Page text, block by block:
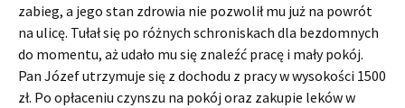
zabieg, a jego stan zdrowia nie pozwolił mu już na powrót
na ulicę. Tułał się po różnych schroniskach dla bezdomnych
do momentu, aż udało mu się znaleźć pracę i mały pokój.
Pan Józef utrzymuje się z dochodu z pracy w wysokości 1500
zł. Po opłaceniu czynszu na pokój oraz zakupie leków w